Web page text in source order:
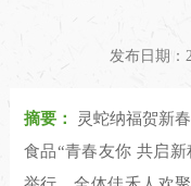
发布日期：
摘要：
灵蛇纳福贺新
食品“青春友你 共启新